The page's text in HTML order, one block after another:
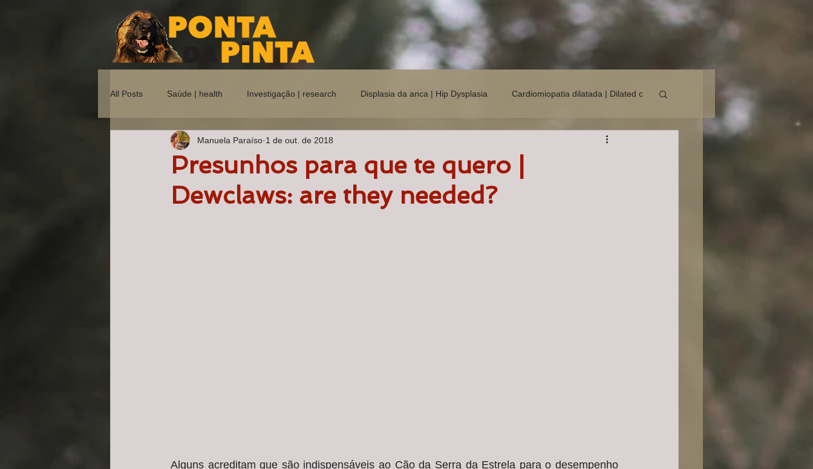
All Posts Saúde | health Investigação | research Displasia da anca | Hip Dysplasia Cardiomiopatia dilatada | Dilated c
Reprodutores Valorizados | Values B Carácter e comportamento
Presunhos para que te quero |
Dewclaws: are they needed?
Manuela Paraíso 1 de out. de 2018
Alguns acreditam que são indispensáveis ao Cão da Serra da Estrela para o desempenho